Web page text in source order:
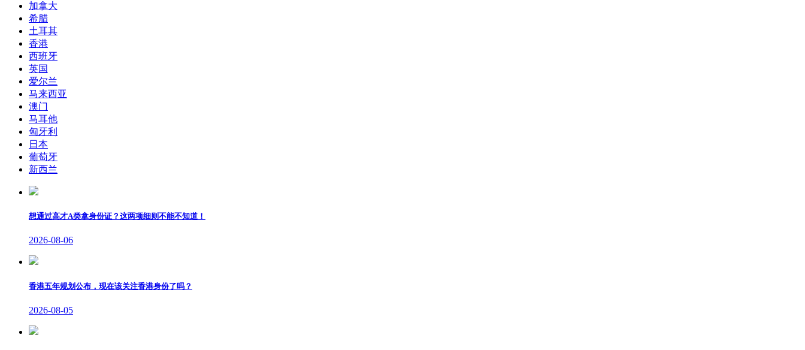
加拿大
希腊
土耳其
香港
西班牙
英国
爱尔兰
马来西亚
澳门
马耳他
匈牙利
日本
葡萄牙
新西兰
想通过高才A类拿身份证？这两项细则不能不知道！
2026-08-06
香港五年规划公布，现在该关注香港身份了吗？
2026-08-05